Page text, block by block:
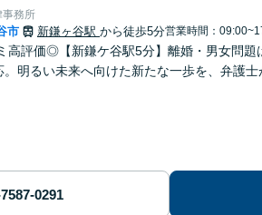
事務所
市 新鎌ヶ谷駅 から徒歩5分営業時間：
評価◎【新鎌ケ谷駅5分】離婚・男女問題
。明るい未来へ向けた新たな一歩を、弁護